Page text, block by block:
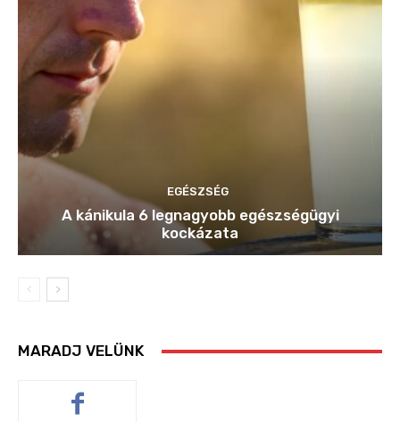
EGÉSZSÉG
A kánikula 6 legnagyobb egészségügyi
kockázata
MARADJ VELÜNK